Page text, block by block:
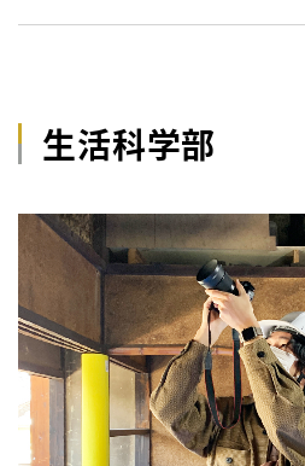
生活科学部